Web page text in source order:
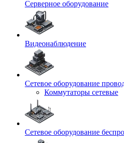
Серверное оборудование
Видеонаблюдение
Сетевое оборудование
Коммутаторы сетевые
Сетевое оборудование